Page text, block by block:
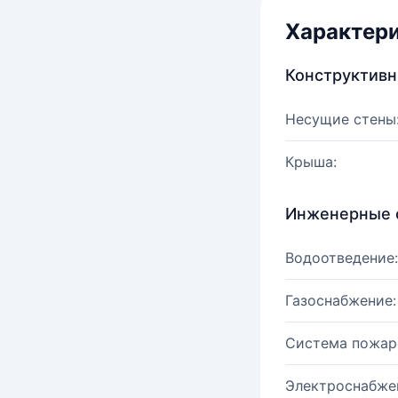
Несущие
Крыша:
Инженерные
Водоотведение:
Газоснабжение:
Система